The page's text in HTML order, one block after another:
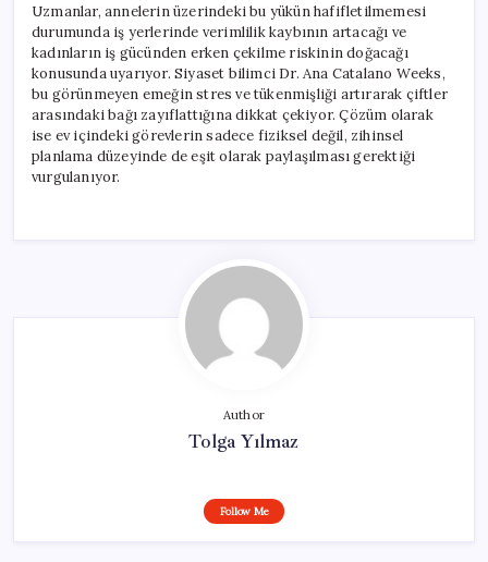
Uzmanlar, annelerin üzerindeki bu yükün hafifletilmemesi
durumunda iş yerlerinde verimlilik kaybının artacağı ve
kadınların iş gücünden erken çekilme riskinin doğacağı
konusunda uyarıyor. Siyaset bilimci Dr. Ana Catalano Weeks,
bu görünmeyen emeğin stres ve tükenmişliği artırarak çiftler
arasındaki bağı zayıflattığına dikkat çekiyor. Çözüm olarak
ise ev içindeki görevlerin sadece fiziksel değil, zihinsel
planlama düzeyinde de eşit olarak paylaşılması gerektiği
vurgulanıyor.
Author
Tolga Yılmaz
Follow Me